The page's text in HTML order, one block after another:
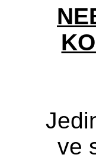
ve